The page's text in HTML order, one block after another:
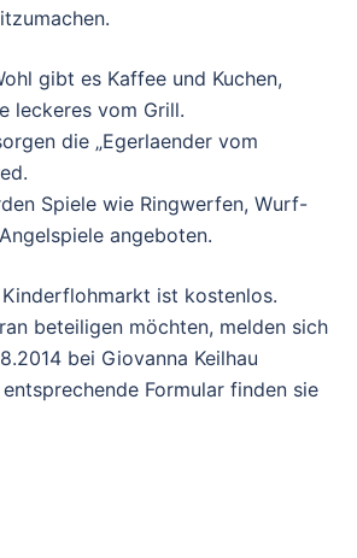
gibt es Kaffee und Kuchen,
leckeres vom Grill.
die „Egerlaender vom
Spiele wie Ringwerfen, Wurf-
angeboten.
Kinderflohmarkt ist kostenlos.
beteiligen möchten, melden sich
bei Giovanna Keilhau
Formular finden sie